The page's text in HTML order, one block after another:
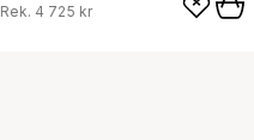
Rek. 4 725 kr